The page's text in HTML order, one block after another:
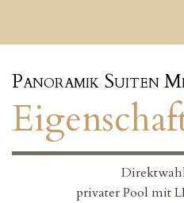
Panoramik Suiten
privater Pool mit